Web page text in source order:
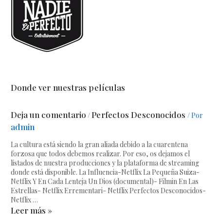
Donde ver nuestras películas
Deja un comentario /Perfectos Desconocidos / Por
admin
La cultura está siendo la gran aliada debido a la cuarentena
forzosa que todos debemos realizar. Por eso, os dejamos el
listados de nuestra producciones y la plataforma de streaming
donde está disponible. La Influencia-Netflix La Pequeña Suiza-
Netflix Y En Cada Lenteja Un Dios (documental)- Filmin En Las
Estrellas- Netflix Errementari- Netflix Perfectos Desconocidos-
Netflix …
Leer más »